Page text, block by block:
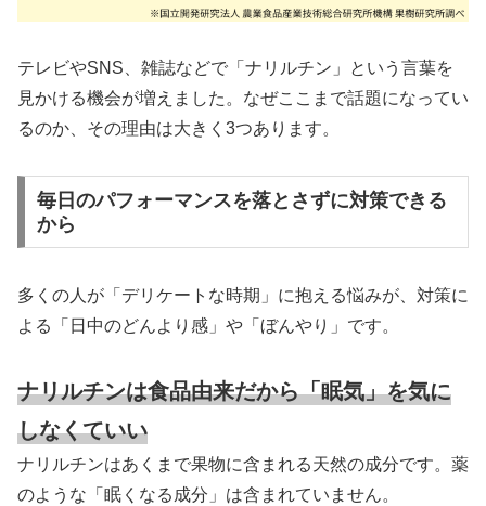
テレビやSNS、雑誌などで「ナリルチン」という言葉を
見かける機会が増えました。なぜここまで話題になってい
るのか、その理由は大きく3つあります。
毎日のパフォーマンスを落とさずに対策できる
から
多くの人が「デリケートな時期」に抱える悩みが、対策に
よる「日中のどんより感」や「ぼんやり」です。
ナリルチンは食品由来だから「眠気」を気に
しなくていい
ナリルチンはあくまで果物に含まれる天然の成分です。薬
のような「眠くなる成分」は含まれていません。